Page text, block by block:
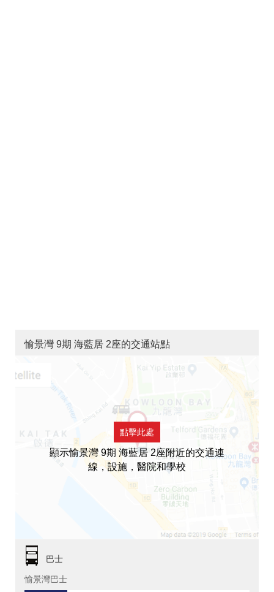
愉景灣 9期 海藍居 2座的交通站點
點擊此處
顯示愉景灣 9期 海藍居 2座附近的交通連
線，設施，醫院和學校
巴士
愉景灣巴士